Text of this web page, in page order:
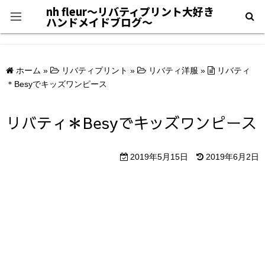
nh fleur〜リバティプリント大好き
ハンドメイドブログ〜
＊自己紹介＊
ホーム » リバティプリント » リバティ洋服 »
リバティ
＊Besyでキッズワンピース
リバティ＊Besyでキッズワンピース
2019年5月15日 2019年6月2日